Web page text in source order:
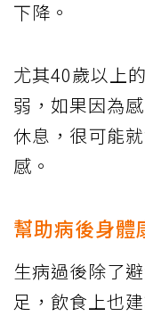
下降。
尤其40歲以上
弱，如果因為
休息，很可能
感。
幫助病後身體
生病過後除了
足，飲食上也